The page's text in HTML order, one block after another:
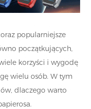
popularniejsze
początkujących,
korzyści i wygodę
wielu osób. W tym
dlaczego warto